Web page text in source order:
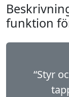
funktion
“Styr